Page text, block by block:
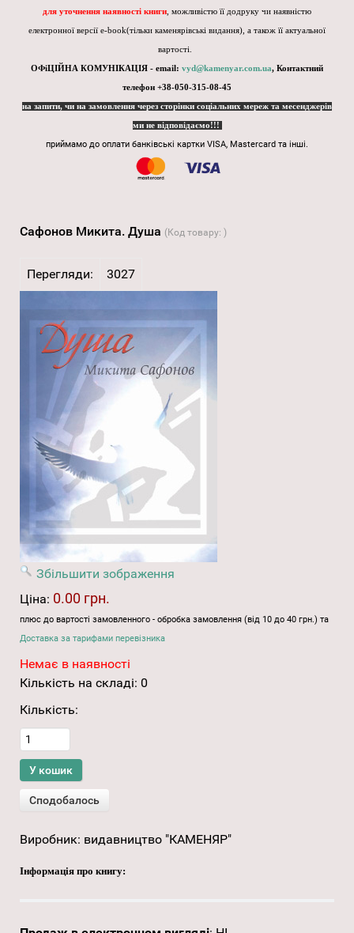
для уточнення наявності книги , можливістю її додруку чи наявністю
електронної версії e-book(тільки каменярівські видання), а також її актуальної
вартості.
ОФіЦІЙНА КОМУНІКАЦІЯ - email: vyd@kamenyar.com.ua, Контактний
телефон +38-050-315-08-45
на запити, чи на замовлення через сторінки соціальних мереж та месенджерів
ми не відповідаємо!!!
приймамо до оплати банківські картки VISA, Mastercard та інші.
Сафонов Микита. Душа (Код товару: )
Перегляди: 3027
Збільшити зображення
Ціна: 0.00 грн.
плюс до вартості замовленного - обробка замовлення (від 10 до 40 грн.) та
Доставка за тарифами перевізника
Немає в наявності
Кількість на складі: 0
Кількість:
Виробник: видавництво "КАМЕНЯР"
Інформація про книгу: